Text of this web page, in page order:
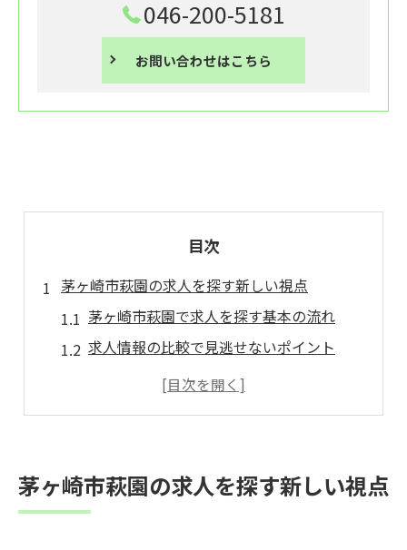
046-200-5181
お問い合わせはこちら
目次
茅ヶ崎市萩園の求人を探す新しい視点
茅ヶ崎市萩園で求人を探す基本の流れ
求人情報の比較で見逃せないポイント
地域密着求人ならではの働き方の魅力
未経験歓迎求人で新しい一歩を踏み出す
茅ヶ崎市萩園の求人を探す新しい視点